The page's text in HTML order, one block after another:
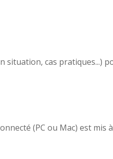
situation, cas pratiques...)
(PC ou Mac) est mis